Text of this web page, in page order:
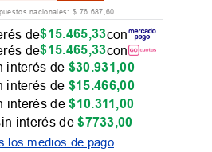
nacionales: $ 76.687,60
de$15.465,33con
de$15.465,33con
interés de $30.931,00
interés de $15.466,00
interés de$10.311,00
interés de$7733,00
los medios de pago